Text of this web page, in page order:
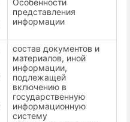
Особенности
представления
информации
состав документов и
материалов, иной
информации,
подлежащей
включению в
государственную
информационную
систему